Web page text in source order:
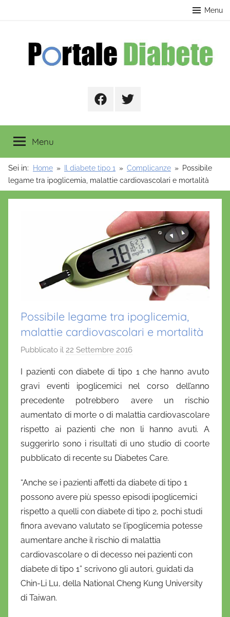
Menu
FacebookTwitter
Menu
Sei in: Home Il diabete tipo 1 Complicanze
Possibile
legame tra ipoglicemia, malattie cardiovascolari e mortalità
Possibile legame tra ipoglicemia,
malattie cardiovascolari e mortalità
Pubblicato il 22 Settembre 2016
D
a
n
i
e
l
a
'
O
n
o
f
I pazienti con diabete di tipo 1 che hanno avuto
gravi eventi ipoglicemici nel corso dell’anno
precedente potrebbero avere un rischio
aumentato di morte o di malattia cardiovascolare
rispetto ai pazienti che non li hanno avuti. A
suggerirlo sono i risultati di uno studio di coorte
pubblicato di recente su Diabetes Care.
“Anche se i pazienti affetti da diabete di tipo 1
possono avere più spesso episodi ipoglicemici
rispetto a quelli con diabete di tipo 2, pochi studi
finora avevano valutato se l’ipoglicemia potesse
aumentare anche il rischio di malattia
cardiovascolare o di decesso nei pazienti con
diabete di tipo 1” scrivono gli autori, guidati da
Chin-Li Lu, della National Cheng Kung University
di Taiwan.